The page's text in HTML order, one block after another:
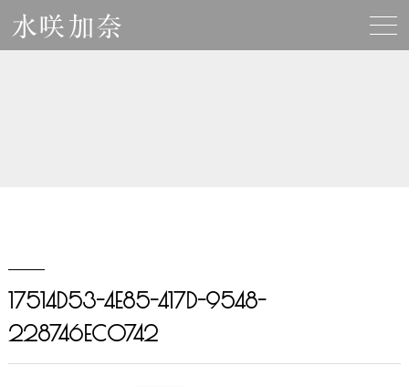
17514D53-4E85-417D-9548-
228746EC0742